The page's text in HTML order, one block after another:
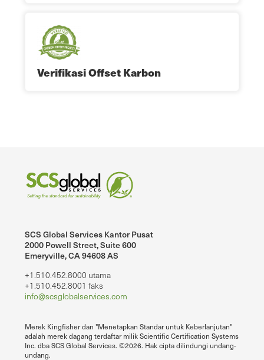
Verifikasi Offset Karbon
SCS Global Services Kantor Pusat
2000 Powell Street, Suite 600
Emeryville, CA 94608 AS
+1.510.452.8000 utama
+1.510.452.8001 faks
info@scsglobalservices.com
Merek Kingfisher dan "Menetapkan Standar untuk Keberlanjutan"
adalah merek dagang terdaftar milik Scientific Certification Systems
Inc. dba SCS Global Services. ©2026. Hak cipta dilindungi undang-
undang.